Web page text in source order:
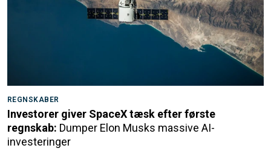
REGNSKABER
Investorer giver SpaceX tæsk efter første
regnskab: Dumper Elon Musks massive AI-
investeringer